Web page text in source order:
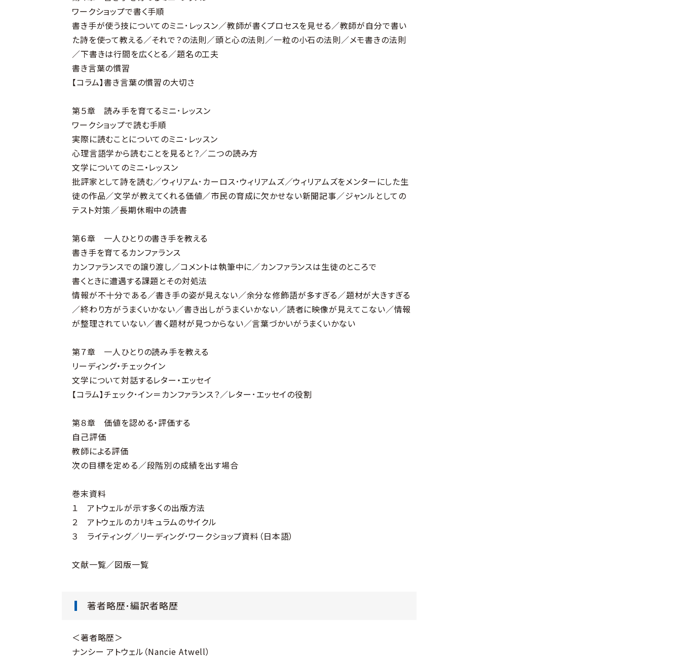
ワークショップで書く手順
書き手が使う技についてのミニ･レッスン／教師が書くプロセスを見せる／教師が自分で書い
た詩を使って教える／それで？の法則／頭と心の法則／一粒の小石の法則／メモ書きの法則
／下書きは行間を広くとる／題名の工夫
書き言葉の慣習
【コラム】書き言葉の慣習の大切さ
第５章 読み手を育てるミニ･レッスン
ワークショップで読む手順
実際に読むことについてのミニ･レッスン
心理言語学から読むことを見ると？／二つの読み方
文学についてのミニ・レッスン
批評家として詩を読む／ウィリアム･カーロス･ウィリアムズ／ウィリアムズをメンターにした生
徒の作品／文学が教えてくれる価値／市民の育成に欠かせない新聞記事／ジャンルとしての
テスト対策／長期休暇中の読書
第６章 一人ひとりの書き手を教える
書き手を育てるカンファランス
カンファランスでの譲り渡し／コメントは執筆中に／カンファランスは生徒のところで
書くときに遭遇する課題とその対処法
情報が不十分である／書き手の姿が見えない／余分な修飾語が多すぎる／題材が大きすぎる
／終わり方がうまくいかない／書き出しがうまくいかない／読者に映像が見えてこない／情報
が整理されていない／書く題材が見つからない／言葉づかいがうまくいかない
第７章 一人ひとりの読み手を教える
リーディング・チェックイン
文学について対話するレター・エッセイ
【コラム】チェック･イン＝カンファランス？／レター･エッセイの役割
第８章 価値を認める・評価する
自己評価
教師による評価
次の目標を定める／段階別の成績を出す場合
巻末資料
１ アトウェルが示す多くの出版方法
２ アトウェルのカリキュラムのサイクル
３ ライティング／リーディング･ワークショップ資料（日本語）
文献一覧／図版一覧
著者略歴･編訳者略歴
＜著者略歴＞
ナンシー アトウェル（Nancie Atwell）